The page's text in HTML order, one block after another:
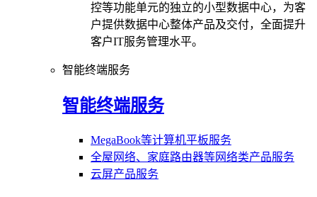
控等功能单元的独立的小型数据中心，为客
户提供数据中心整体产品及交付，全面提升
客户IT服务管理水平。
智能终端服务
智能终端服务
MegaBook等计算机平板服务
全屋网络、家庭路由器等网络类产品服务
云屏产品服务